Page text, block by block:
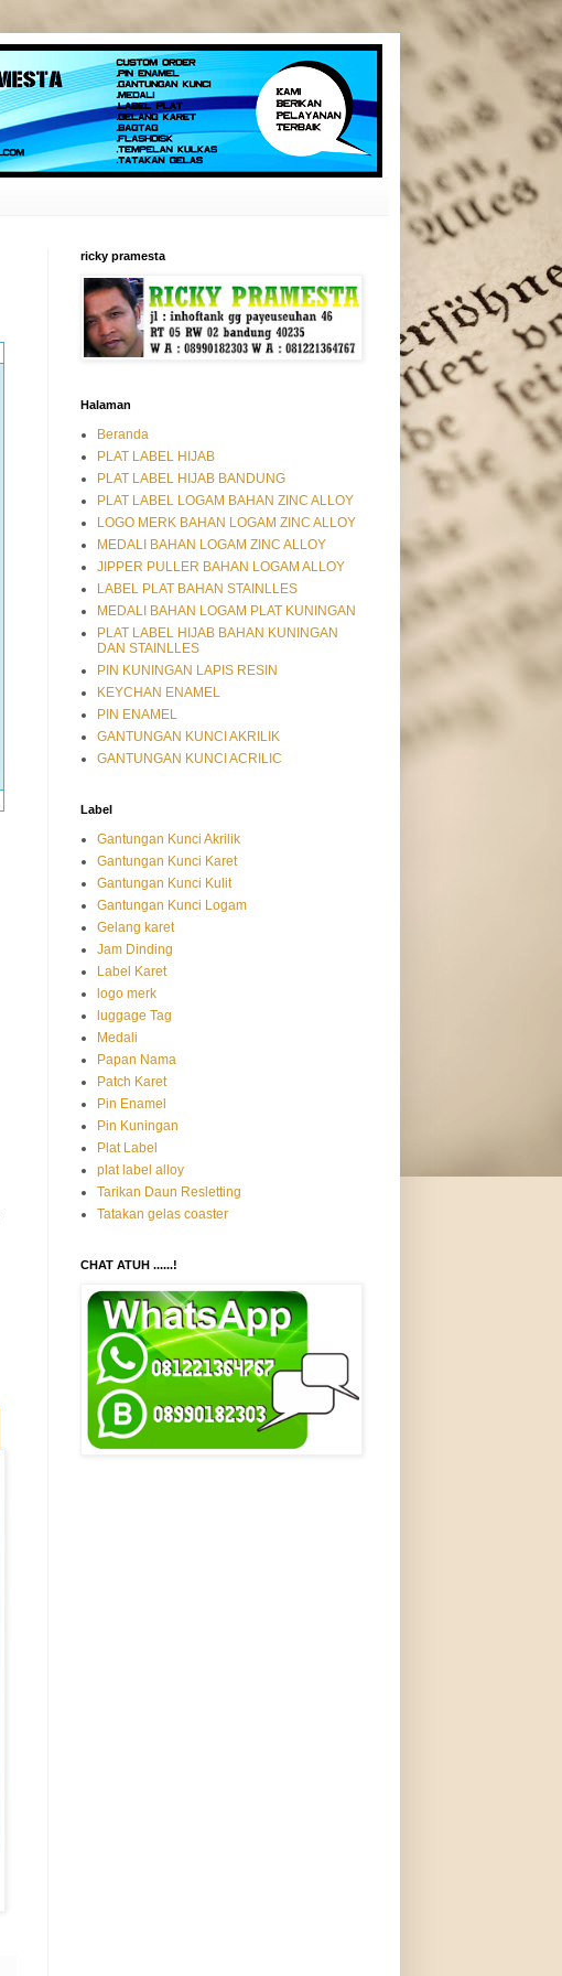
ricky pramesta
Halaman
Beranda
PLAT LABEL HIJAB
PLAT LABEL HIJAB BANDUNG
PLAT LABEL LOGAM BAHAN ZINC ALLOY
LOGO MERK BAHAN LOGAM ZINC ALLOY
MEDALI BAHAN LOGAM ZINC ALLOY
JIPPER PULLER BAHAN LOGAM ALLOY
LABEL PLAT BAHAN STAINLLES
MEDALI BAHAN LOGAM PLAT KUNINGAN
PLAT LABEL HIJAB BAHAN KUNINGAN
DAN STAINLLES
PIN KUNINGAN LAPIS RESIN
KEYCHAN ENAMEL
PIN ENAMEL
GANTUNGAN KUNCI AKRILIK
GANTUNGAN KUNCI ACRILIC
Label
Gantungan Kunci Akrilik
Gantungan Kunci Karet
Gantungan Kunci Kulit
Gantungan Kunci Logam
Gelang karet
Jam Dinding
Label Karet
logo merk
luggage Tag
Medali
Papan Nama
Patch Karet
Pin Enamel
Pin Kuningan
Plat Label
plat label alloy
Tarikan Daun Resletting
Tatakan gelas coaster
CHAT ATUH ......!